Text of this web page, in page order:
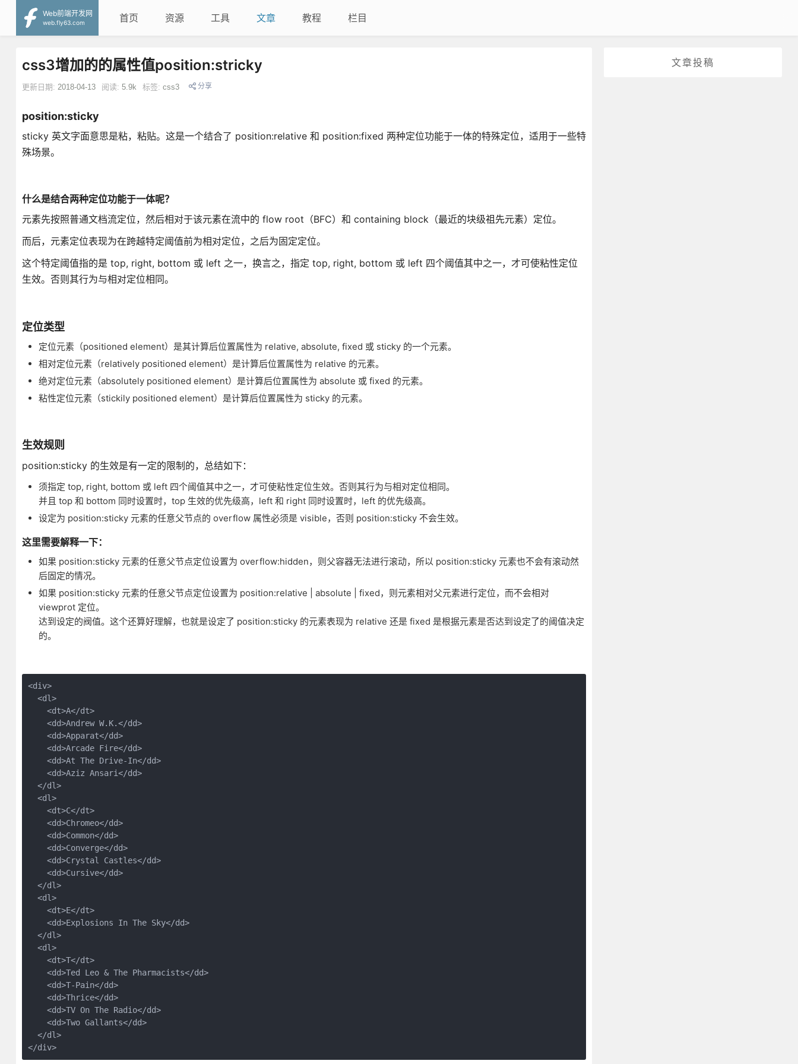
Web前端开发网
web.fly63.com
首页 资源 工具 文章 教程 栏目
文章投稿
css3增加的的属性值position:stricky
更新日期: 2018-04-13 阅读: 5.9k 标签: css3 分享
position:sticky
sticky 英文字面意思是粘，粘贴。这是一个结合了 position:relative 和 position:fixed 两种定位功能于一体的特殊定位，适用于一些特
殊场景。
什么是结合两种定位功能于一体呢？
元素先按照普通文档流定位，然后相对于该元素在流中的 flow root（BFC）和 containing block（最近的块级祖先元素）定位。
而后，元素定位表现为在跨越特定阈值前为相对定位，之后为固定定位。
这个特定阈值指的是 top, right, bottom 或 left 之一，换言之，指定 top, right, bottom 或 left 四个阈值其中之一，才可使粘性定位
生效。否则其行为与相对定位相同。
定位类型
定位元素（positioned element）是其计算后位置属性为 relative, absolute, fixed 或 sticky 的一个元素。
相对定位元素（relatively positioned element）是计算后位置属性为 relative 的元素。
绝对定位元素（absolutely positioned element）是计算后位置属性为 absolute 或 fixed 的元素。
粘性定位元素（stickily positioned element）是计算后位置属性为 sticky 的元素。
生效规则
position:sticky 的生效是有一定的限制的，总结如下：
须指定 top, right, bottom 或 left 四个阈值其中之一，才可使粘性定位生效。否则其行为与相对定位相同。
并且 top 和 bottom 同时设置时，top 生效的优先级高，left 和 right 同时设置时，left 的优先级高。
设定为 position:sticky 元素的任意父节点的 overflow 属性必须是 visible，否则 position:sticky 不会生效。
这里需要解释一下：
如果 position:sticky 元素的任意父节点定位设置为 overflow:hidden，则父容器无法进行滚动，所以 position:sticky 元素也不会有滚动然
后固定的情况。
如果 position:sticky 元素的任意父节点定位设置为 position:relative | absolute | fixed，则元素相对父元素进行定位，而不会相对
viewprot 定位。
达到设定的阀值。这个还算好理解，也就是设定了 position:sticky 的元素表现为 relative 还是 fixed 是根据元素是否达到设定了的阈值决定
的。
<div>
  <dl>
    <dt>A</dt>
    <dd>Andrew W.K.</dd>
    <dd>Apparat</dd>
    <dd>Arcade Fire</dd>
    <dd>At The Drive-In</dd>
    <dd>Aziz Ansari</dd>
  </dl>
  <dl>
    <dt>C</dt>
    <dd>Chromeo</dd>
    <dd>Common</dd>
    <dd>Converge</dd>
    <dd>Crystal Castles</dd>
    <dd>Cursive</dd>
  </dl>
  <dl>
    <dt>E</dt>
    <dd>Explosions In The Sky</dd>
  </dl>
  <dl>
    <dt>T</dt>
    <dd>Ted Leo & The Pharmacists</dd>
    <dd>T-Pain</dd>
    <dd>Thrice</dd>
    <dd>TV On The Radio</dd>
    <dd>Two Gallants</dd>
  </dl>
</div>